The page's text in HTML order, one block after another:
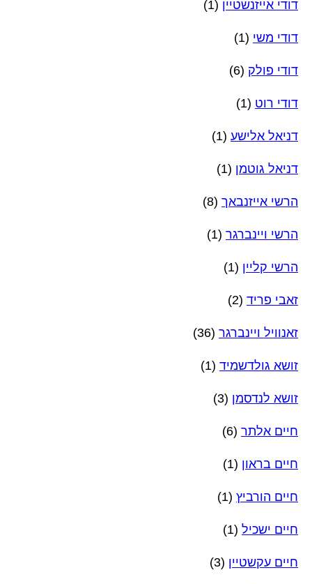
דודי אייזנשטיין (1)
דודי משי (1)
דודי פולק (6)
דודי רוט (1)
דניאל אלישע (1)
דניאל גוטמן (1)
הרשי אייזנבאך (8)
הרשי ויינברגר (1)
הרשי קליין (1)
זאבי פריד (2)
זאנוויל ויינברגר (36)
זושא גולדשמיד (1)
זושא לנדסמן (3)
חיים אלתר (6)
חיים בראון (1)
חיים הורביץ (1)
חיים ישכיל (1)
חיים עקשטיין (3)